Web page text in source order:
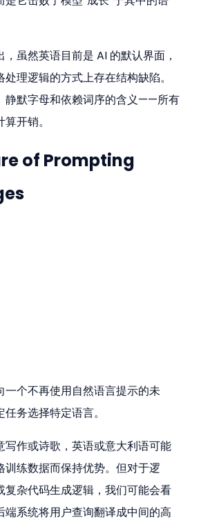
虽然英语目前是 AI 的默认界面，
理逻辑的方式上存在结构缺陷。
静默字母和依赖词序的含义——所有
开销。
of Prompting
一个不再使用自然语言提示的未
务选择特定语言。
写作或诗歌，英语或意大利语可能
训练数据而保持优势。但对于逻
复杂代码生成逻辑，我们可能会看
端系统将用户查询翻译成中间的高